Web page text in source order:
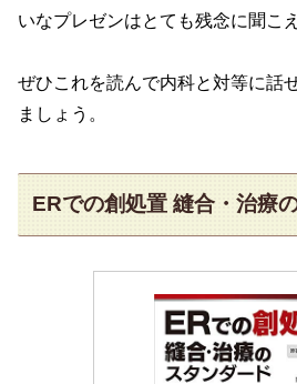
いなプレゼンはとても残念に聞こ
ぜひこれを読んで内科と対等に話
ましょう。
ERでの創処置 縫合・治療